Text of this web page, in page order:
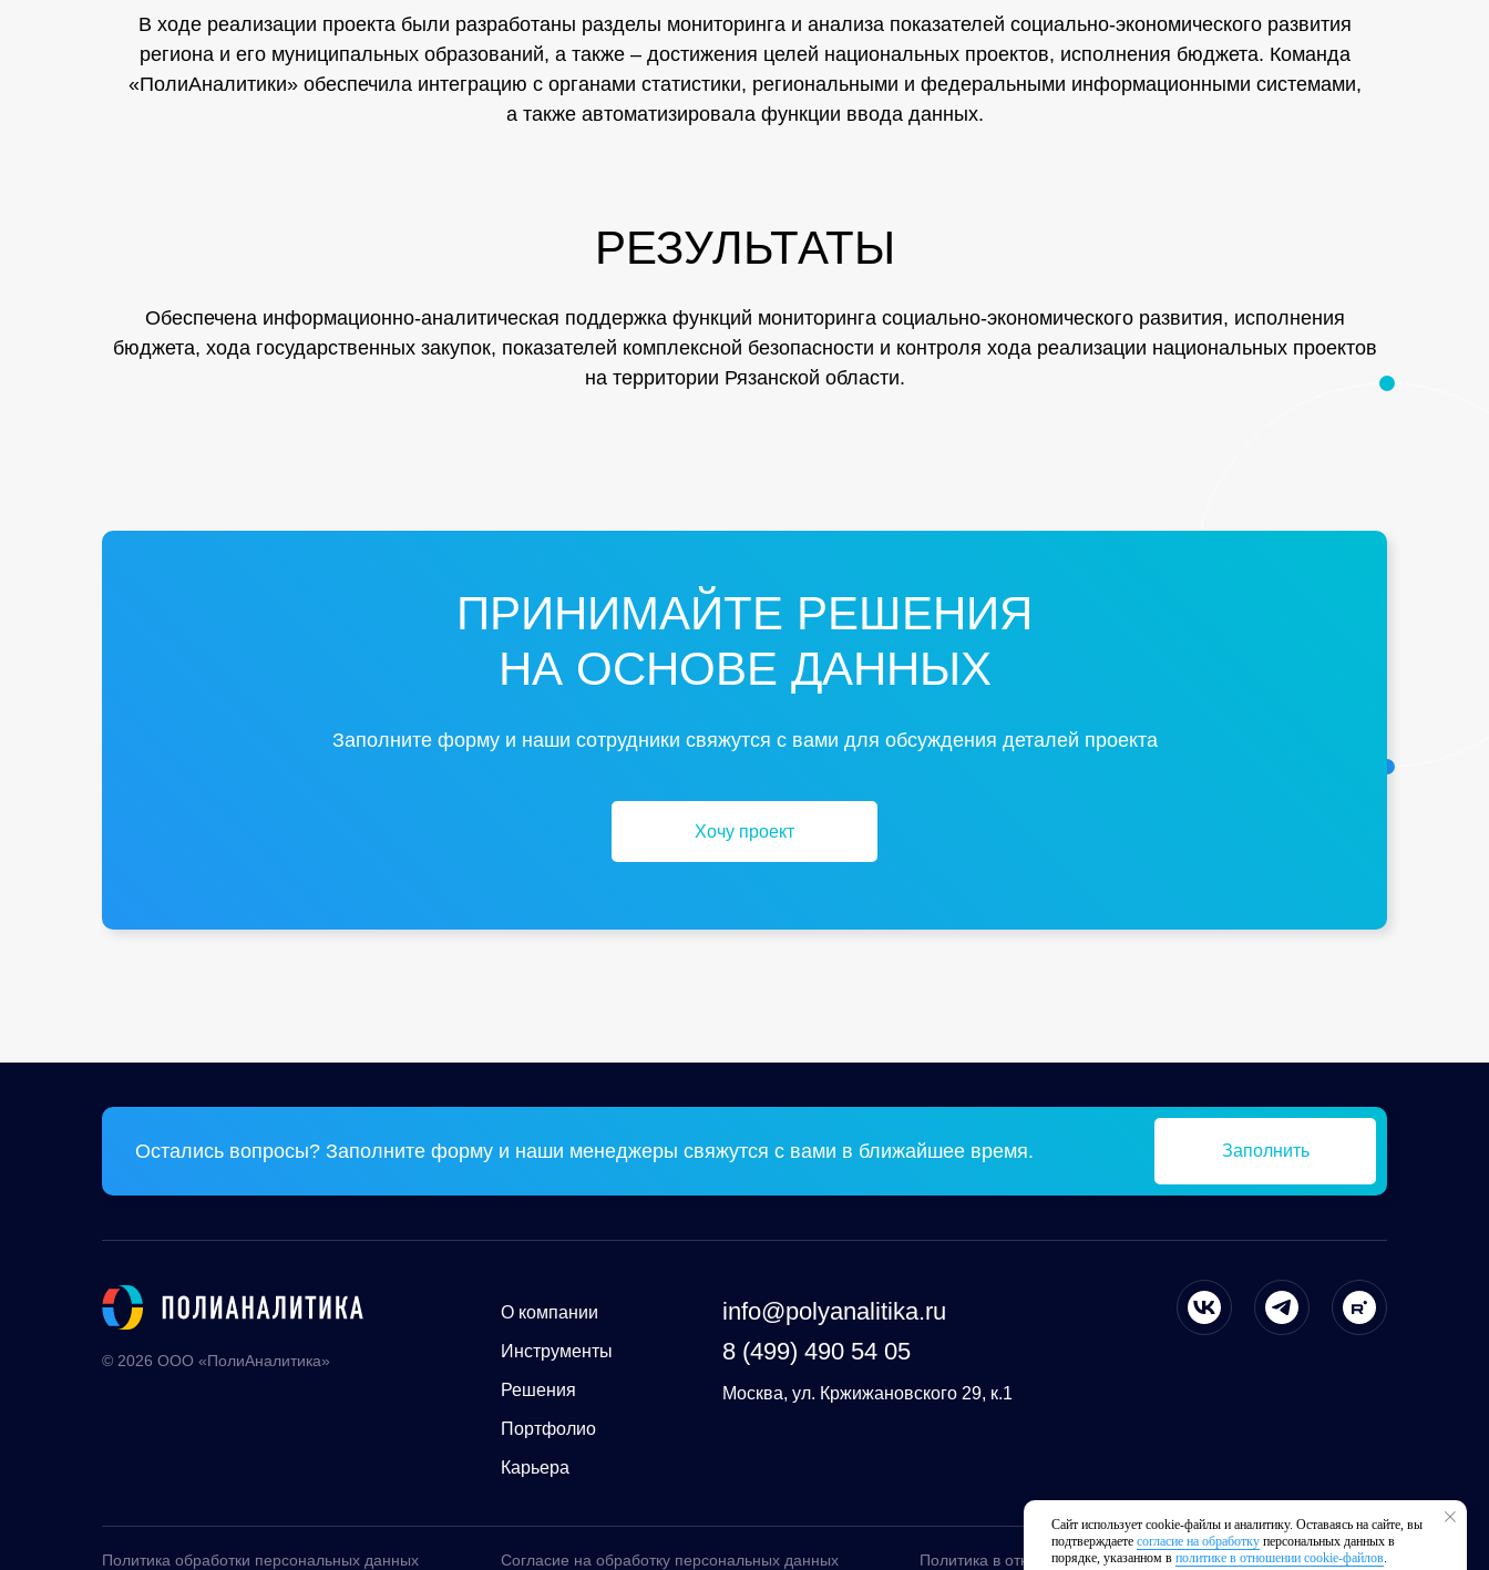
В ходе реализации проекта были разработаны разделы мониторинга и анализа показателей социально-экономического развития
региона и его муниципальных образований, а также – достижения целей национальных проектов, исполнения бюджета. Команда
«ПолиАналитики» обеспечила интеграцию с органами статистики, региональными и федеральными информационными системами,
а также автоматизировала функции ввода данных.
РЕЗУЛЬТАТЫ
Обеспечена информационно-аналитическая поддержка функций мониторинга социально-экономического развития, исполнения
бюджета, хода государственных закупок, показателей комплексной безопасности и контроля хода реализации национальных проектов
на территории Рязанской области.
ПРИНИМАЙТЕ РЕШЕНИЯ
НА ОСНОВЕ ДАННЫХ
Заполните форму и наши сотрудники свяжутся с вами для обсуждения деталей проекта
Хочу проект
О компании
Инструменты
Решения
Портфолио
Карьера
© 2026 ООО «ПолиАналитика»
info@polyanalitika.ru
Москва, ул. Кржижановского 29, к.1
Остались вопросы? Заполните форму и наши менеджеры свяжутся с вами в ближайшее время. Заполнить
Карта сайта
Политика обработки персональных данных Согласие на обработку персональных данных Политика в отношении cookie-файлов
8 (499) 490 54 05
Сайт использует cookie-файлы и аналитику. Оставаясь на сайте, вы
подтверждаете согласие на обработку персональных данных в
порядке, указанном в политике в отношении cookie-файлов.